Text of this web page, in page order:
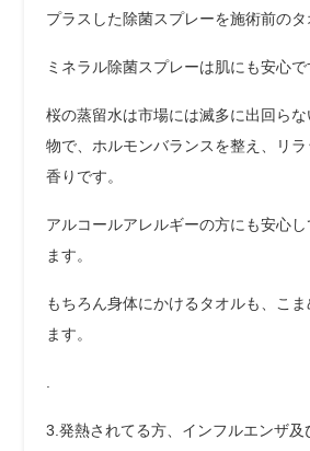
プラスした除菌スプレーを施術前のタ
ミネラル除菌スプレーは肌にも安心で
桜の蒸留水は市場には滅多に出回ら
物で、ホルモンバランスを整え、リ
香りです。
アルコールアレルギーの方にも安心
ます。
もちろん身体にかけるタオルも、こ
ます。
.
3.発熱されてる方、インフルエンザ